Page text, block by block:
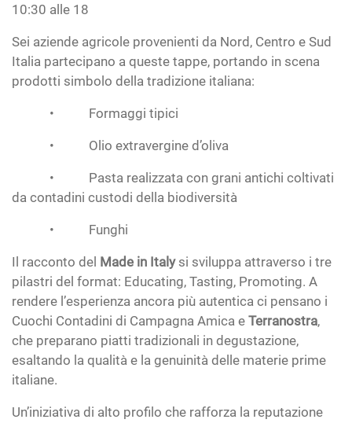
10:30 alle 18
Sei aziende agricole provenienti da Nord, Centro e Sud
Italia partecipano a queste tappe, portando in scena
prodotti simbolo della tradizione italiana:
• Formaggi tipici
• Olio extravergine d’oliva
• Pasta realizzata con grani antichi coltivati
da contadini custodi della biodiversità
• Funghi
Il racconto del Made in Italysi sviluppa attraverso i tre
pilastri del format: Educating, Tasting, Promoting. A
rendere l’esperienza ancora più autentica ci pensano i
Cuochi Contadini di Campagna Amica e Terranostra,
che preparano piatti tradizionali in degustazione,
esaltando la qualità e la genuinità delle materie prime
italiane.
Un’iniziativa di alto profilo che rafforza la reputazione